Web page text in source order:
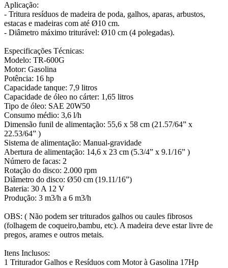
Aplicação:
- Tritura resíduos de madeira de poda, galhos, aparas, arbustos,
estacas e madeiras com até Ø10 cm.
- Diâmetro máximo triturável: Ø10 cm (4 polegadas).
Especificações Técnicas:
Modelo: TR-600G
Motor: Gasolina
Potência: 16 hp
Capacidade tanque: 7,9 litros
Capacidade de óleo no cárter: 1,65 litros
Tipo de óleo: SAE 20W50
Consumo médio: 3,6 l/h
Dimensão funil de alimentação: 55,6 x 58 cm (21.57/64” x
22.53/64” )
Sistema de alimentação: Manual-gravidade
Abertura de alimentação: 14,6 x 23 cm (5.3/4” x 9.1/16” )
Número de facas: 2
Rotação do disco: 2.000 rpm
Diâmetro do disco: Ø50 cm (19.11/16”)
Bateria: 30 A 12 V
Produção: 3 m3/h a 6 m3/h
OBS: ( Não podem ser triturados galhos ou caules fibrosos
(folhagem de coqueiro,bambu, etc). A madeira deve estar livre de
pregos, arames e outros metais.
Itens Inclusos:
1 Triturador Galhos e Resíduos com Motor à Gasolina 17Hp